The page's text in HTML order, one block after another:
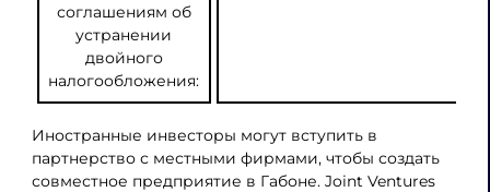
соглашениям об
устранении
двойного
налогообложения:
Иностранные инвесторы могут вступить в
партнерство с местными фирмами, чтобы создать
совместное предприятие в Габоне. Joint Ventures